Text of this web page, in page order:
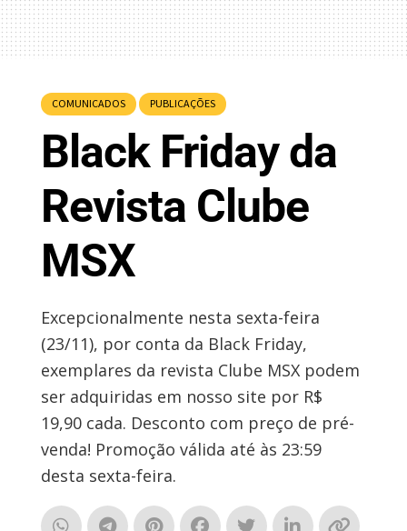
COMUNICADOS PUBLICAÇÕES
Black Friday da
Revista Clube
MSX
Excepcionalmente nesta sexta-feira
(23/11), por conta da Black Friday,
exemplares da revista Clube MSX podem
ser adquiridas em nosso site por R$
19,90 cada. Desconto com preço de pré-
venda! Promoção válida até às 23:59
desta sexta-feira.